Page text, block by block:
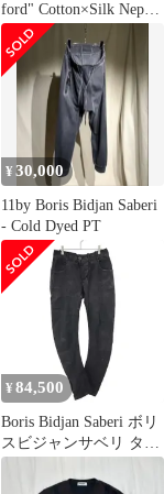
ford" Cotton×Silk Nep
Trousers 関連イメージ
ワード：デザイナーズ
コットンシルク パンツ
ドメブラ ネップ Loewe
Boris bidjan saberi M.A+
Devoa Rick
¥30,000
11by Boris Bidjan Saberi
- Cold Dyed PT
¥ 84,500
Boris Bidjan Saberi ボリ
スビジャンサベリ タイ
トフィット コーティン
グデニムパンツ P13